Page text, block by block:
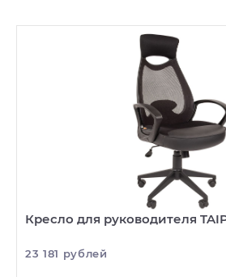
Кресло для руководителя
23 181 рублей